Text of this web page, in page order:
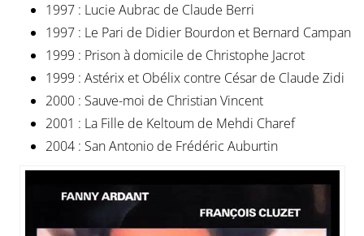
1997 : Lucie Aubrac de Claude Berri
1997 : Le Pari de Didier Bourdon et Bernard Campan
1999 : Prison à domicile de Christophe Jacrot
1999 : Astérix et Obélix contre César de Claude Zidi
2000 : Sauve-moi de Christian Vincent
2001 : La Fille de Keltoum de Mehdi Charef
2004 : San Antonio de Frédéric Auburtin